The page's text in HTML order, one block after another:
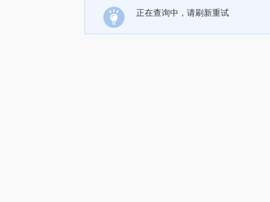
正在查询中，请刷新重试